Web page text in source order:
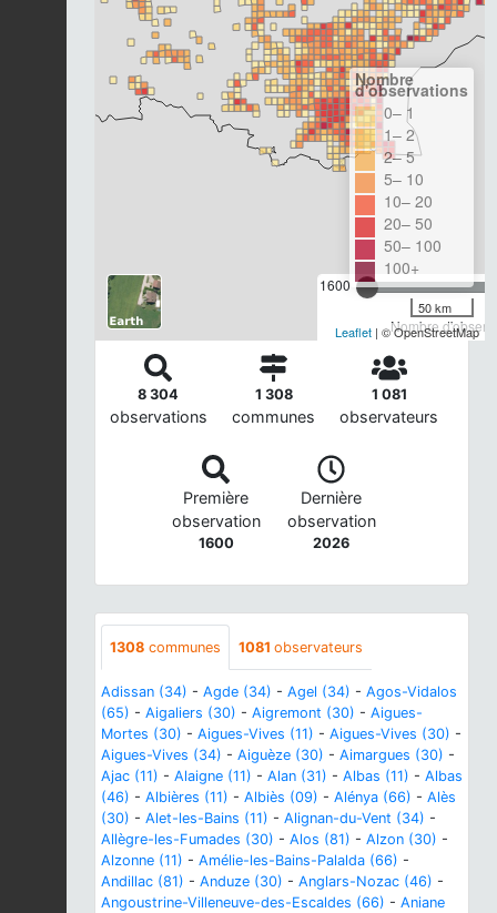
1600
Nombre
Nombre
d'observations
0– 1
1– 2
2– 5
5– 10
10– 20
20– 50
50– 100
100+
50 km
Leaflet | © OpenStreetMap
8 304
observations
1 308
communes
1 081
observateurs
Première
observation
1600
Dernière
observation
2026
1308 communes 1081 observateurs
Adissan (34) - Agde (34) - Agel (34) - Agos-Vidalos
(65) - Aigaliers (30) - Aigremont (30) - Aigues-
Mortes (30) - Aigues-Vives (11) - Aigues-Vives (30) -
Aigues-Vives (34) - Aiguèze (30) - Aimargues (30) -
Ajac (11) - Alaigne (11) - Alan (31) - Albas (11) - Albas
(46) - Albières (11) - Albiès (09) - Alénya (66) - Alès
(30) - Alet-les-Bains (11) - Alignan-du-Vent (34) -
Allègre-les-Fumades (30) - Alos (81) - Alzon (30) -
Alzonne (11) - Amélie-les-Bains-Palalda (66) -
Andillac (81) - Anduze (30) - Anglars-Nozac (46) -
Angoustrine-Villeneuve-des-Escaldes (66) - Aniane